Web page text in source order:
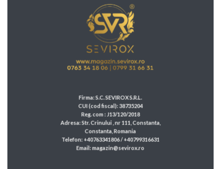
Firma: S.C. SEVIROX S.R.L.
CUI (cod fiscal): 38735204
Reg. com : J13/120/2018
Adresa: Str. Crinului , nr 111, Constanta,
Constanta, Romania
Telefon: +40763341806 / +40799316631
Email: magazin@sevirox.ro